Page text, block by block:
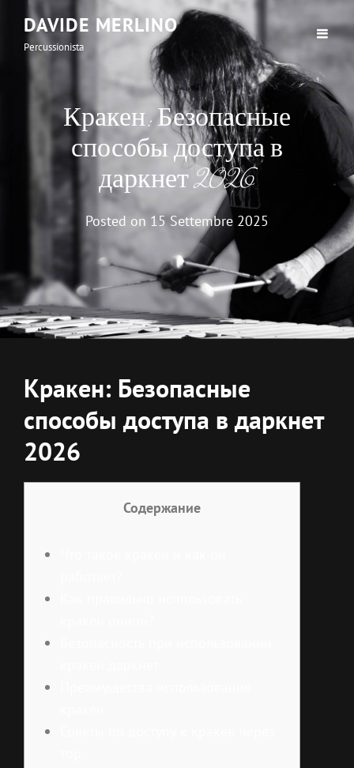
DAVIDE MERLINO
Percussionista
Кракен: Безопасные
способы доступа в
даркнет 2026
Posted on 15 Settembre 2025
Кракен: Безопасные
способы доступа в даркнет
2026
Содержание